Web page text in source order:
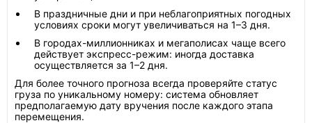
В праздничные дни и при неблагоприятных погодных
условиях сроки могут увеличиваться на 1–3 дня.
В городах-миллионниках и мегаполисах чаще всего
действует экспресс-режим: иногда доставка
осуществляется за 1–2 дня.
Для более точного прогноза всегда проверяйте статус
груза по уникальному номеру: система обновляет
предполагаемую дату вручения после каждого этапа
перемещения.